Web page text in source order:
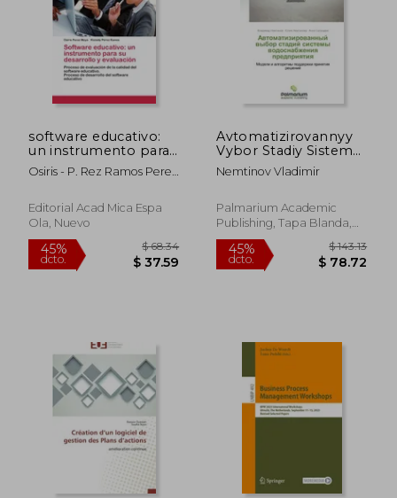
dcto. $ 55.05
45%
dcto.
software educativo:
un instrumento para
su desarrollo y
evaluaci n
Osiris - P. Rez Ramos Perez
Editorial Acad Mica Espa
Ola, Nuevo
Avtomatizirovannyy
Vybor Stadiy Sistemy
Vodosnabzheniya
Predpriyatiya
Nemtinov Vladimir
Palmarium Academic
Publishing, Tapa Blanda,
Nuevo